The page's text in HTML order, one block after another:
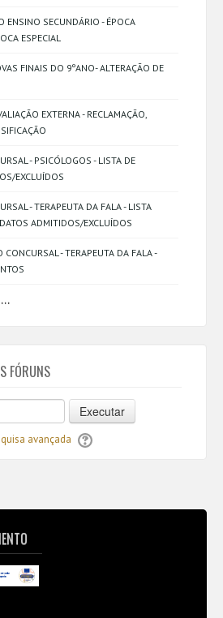
ENSINO SECUNDÁRIO - ÉPOCA
ESPECIAL
FINAIS DO 9ºANO- ALTERAÇÃO DE
EXTERNA - RECLAMAÇÃO,
- PSICÓLOGOS - LISTA DE
EXCLUÍDOS
- TERAPEUTA DA FALA - LISTA
ADMITIDOS/EXCLUÍDOS
CONCURSAL - TERAPEUTA DA FALA -
...
FÓRUNS
Executar
avançada